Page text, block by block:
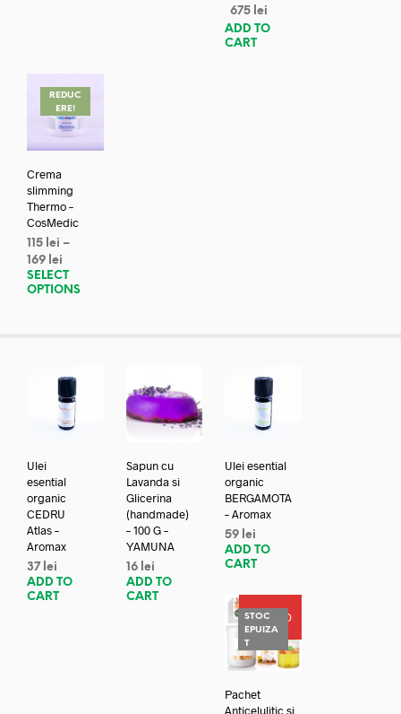
675 lei
ADD TO
CART
REDUC
ERE!
Crema
slimming
Thermo –
CosMedic
115 lei –
169 lei
SELECT
OPTIONS
Ulei
esential
organic
CEDRU
Atlas –
Aromax
37 lei
ADD TO
CART
Sapun cu
Lavanda si
Glicerina
(handmade)
– 100 G –
YAMUNA
16 lei
ADD TO
CART
Ulei esential
organic
BERGAMOTA
– Aromax
59 lei
ADD TO
CART
PROMO
STOC
EPUIZA
T
Pachet
Anticelulitic si